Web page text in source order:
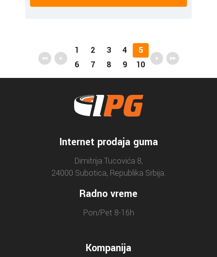
1 2 3 4
5
6
7 8 9 10
Internet prodaja guma
Dimitrija Tucovića 8,
24000 Subotica, Republika Srbija.
Radno vreme
Pon/Pet 8-16h
Kompanija